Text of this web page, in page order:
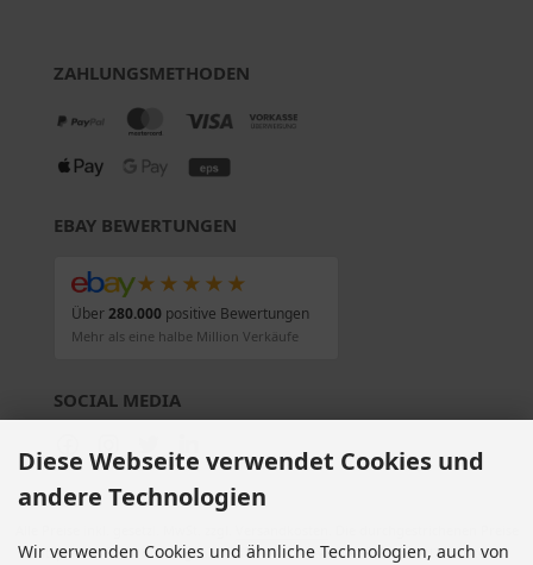
ZAHLUNGSMETHODEN
EBAY BEWERTUNGEN
★★★★★
Über280.000positive Bewertungen
Mehr als eine halbe Million Verkäufe
SOCIAL MEDIA
entsprechen dem bisherigen Preis bei Motorradteile & Motorrad Ersatzteile.
Diese Webseite verwendet Cookies und
andere Technologien
Wir verwenden Cookies und ähnliche Technologien, auch von